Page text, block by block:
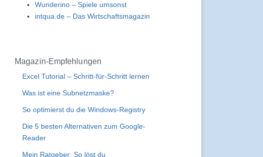
Wunderino – Spiele umsonst
intqua.de – Das Wirtschaftsmagazin
Magazin-Empfehlungen
Excel Tutorial – Schritt-für-Schritt lernen
Was ist eine Subnetzmaske?
So optimierst du die Windows-Registry
Die 5 besten Alternativen zum Google-
Reader
Mein Ratgeber: So löst du